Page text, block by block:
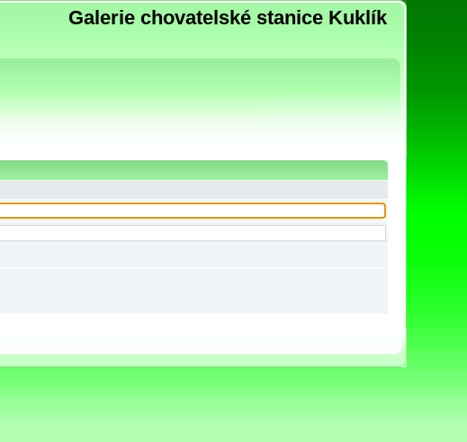
Galerie chovatelské stanice Kuklík